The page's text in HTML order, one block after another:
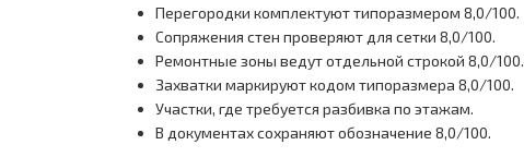
Перегородки комплектуют типоразмером 8,0/100.
Сопряжения стен проверяют для сетки 8,0/100.
Ремонтные зоны ведут отдельной строкой 8,0/100.
Захватки маркируют кодом типоразмера 8,0/100.
Участки, где требуется разбивка по этажам.
В документах сохраняют обозначение 8,0/100.